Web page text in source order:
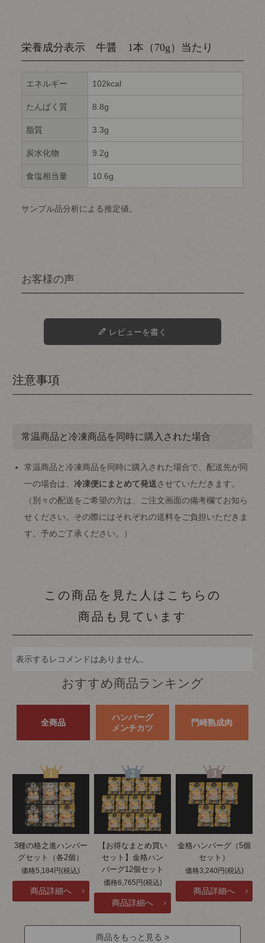
栄養成分表示 牛醤 1本（70g）当たり
エネルギー 102kcal
たんぱく質 8.8g
脂質 3.3g
炭水化物 9.2g
食塩相当量 10.6g
サンプル品分析による推定値。
レビューを書く
注意事項
常温商品と冷凍商品を同時に購入された場合
常温商品と冷凍商品を同時に購入された場合で、配送先が同
一の場合は、冷凍便にまとめて発送させていただきます。
（別々の配送をご希望の方は、ご注文画面の備考欄てお知ら
せください。その際にはそれぞれの送料をご負担いただきま
す。予めご了承ください。）
この商品を見た人はこちらの
商品も見ています
表示するレコメンドはありません。
おすすめ商品ランキング
全商品
ハンバーグ
メンチカツ
門崎熟成肉
3種の格之進ハンバー
グセット（各2個）
価格5,184円(税込)
【お得なまとめ買い
セット】金格ハン
バーグ12個セット
価格6,765円(税込)
金格ハンバーグ（5個
セット）
価格3,240円(税込)
商品をもっと見る >